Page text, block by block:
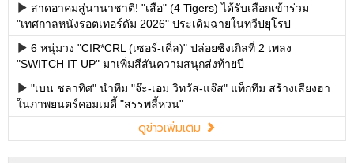
สาดอาคมสู่นานาชาติ! "เสือ" (4 Tigers) ได้รับเลือกเข้าร่วม
"เทศกาลหนังรอตเทอร์ดัม 2026" ประเดิมฉายในทวีปยุโรป
6 หนุ่มวง "CIR*CRL (เซอร์-เคิ่ล)" ปล่อยซิงเกิลที่ 2 เพลง
"SWITCH IT UP" มาเพิ่มสีสันความสนุกส่งท้ายปี
"เบน ชลาทิศ" นำทีม "จ๊ะ-เอม วิทวัส-แจ๊ส" แท็กทีม สร้างเสียงฮา
ในภาพยนตร์คอมเมดี้ "สรรพลี้หวน"
ดูข่าวเพิ่มเติม